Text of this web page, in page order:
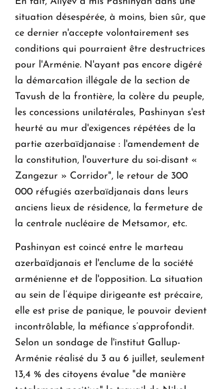
situation désespérée, à moins, bien sûr, que
ce dernier n'accepte volontairement ses
conditions qui pourraient être destructrices
pour l'Arménie. N'ayant pas encore digéré
la démarcation illégale de la section de
Tavush de la frontière, la colère du peuple,
les concessions unilatérales, Pashinyan s'est
heurté au mur d'exigences répétées de la
partie azerbaïdjanaise : l'amendement de
la constitution, l'ouverture du soi-disant «
Zangezur » Corridor", le retour de 300
000 réfugiés azerbaïdjanais dans leurs
anciens lieux de résidence, la fermeture de
la centrale nucléaire de Metsamor, etc.
Pashinyan est coincé entre le marteau
azerbaïdjanais et l'enclume de la société
arménienne et de l'opposition. La situation
au sein de l’équipe dirigeante est précaire,
elle est prise de panique, le pouvoir devient
incontrôlable, la méfiance s’approfondit.
Selon un sondage de l'institut Gallup-
Arménie réalisé du 3 au 6 juillet, seulement
13,4 % des citoyens évalue "de manière